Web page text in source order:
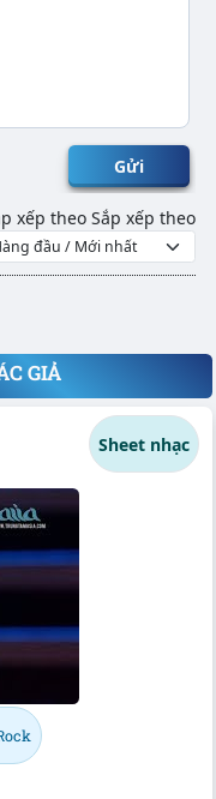
Gửi
xếp theo Sắp xếp theo
GIẢ
Sheet nhạc